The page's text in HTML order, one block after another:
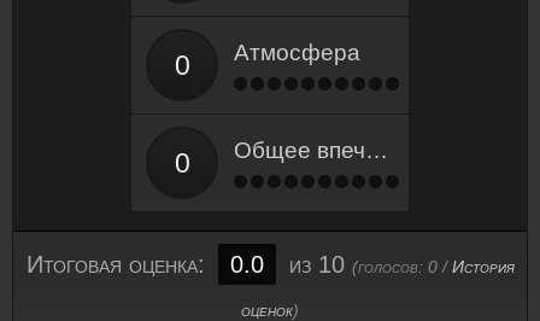
Атмосфера
Общее впечатление
Итоговая оценка: 0.0 из 10 (голосов: 0/История
оценок)